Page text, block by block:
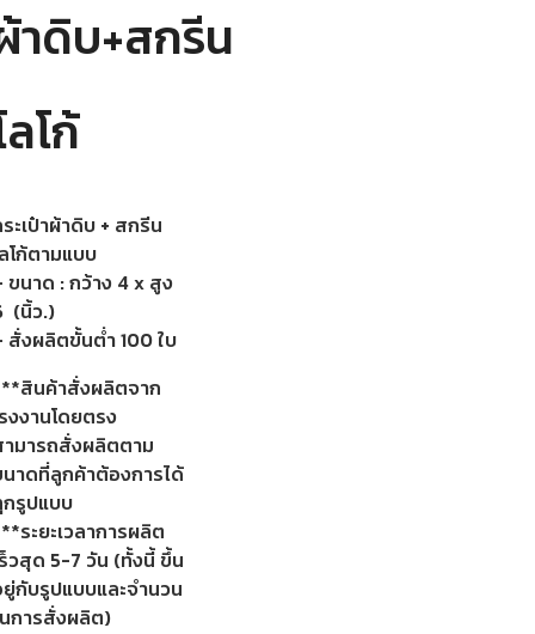
าดิบ+สกรีน
ลโก้
ะเป๋าผ้าดิบ + สกรีน
โก้ตามแบบ
ขนาด : กว้าง 4 x สูง
(นิ้ว.)
สั่งผลิตขั้นต่ำ 100 ใบ
สินค้าสั่งผลิตจาก
งงานโดยตรง
มารถสั่งผลิตตาม
าดที่ลูกค้าต้องการได้
รูปแบบ
ระยะเวลาการผลิต
วสุด 5-7 วัน (ทั้งนี้ ขึ้น
กับรูปแบบและจำนวน
การสั่งผลิต)